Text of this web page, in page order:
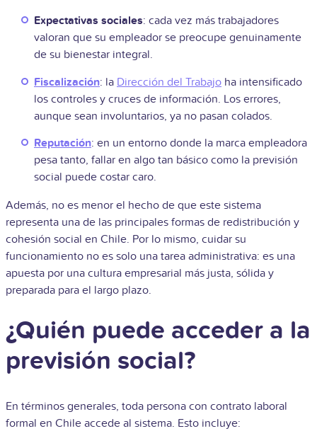
Expectativas sociales: cada vez más trabajadores
valoran que su empleador se preocupe genuinamente
de su bienestar integral.
Fiscalización: la Dirección del Trabajo ha intensificado
los controles y cruces de información. Los errores,
aunque sean involuntarios, ya no pasan colados.
Reputación: en un entorno donde la marca empleadora
pesa tanto, fallar en algo tan básico como la previsión
social puede costar caro.
Además, no es menor el hecho de que este sistema
representa una de las principales formas de redistribución y
cohesión social en Chile. Por lo mismo, cuidar su
funcionamiento no es solo una tarea administrativa: es una
apuesta por una cultura empresarial más justa, sólida y
preparada para el largo plazo.
¿Quién puede acceder a la
previsión social?
En términos generales, toda persona con contrato laboral
formal en Chile accede al sistema. Esto incluye: